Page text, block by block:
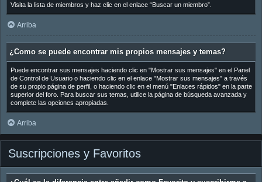
Visita la lista de miembros y haz clic en el enlace “Buscar un miembro”.
Arriba
¿Como se puede encontrar mis propios mensajes y temas?
Puede encontrar sus mensajes haciendo clic en "Mostrar sus mensajes" en el Panel
de Control de Usuario o haciendo clic en el enlace "Mostrar sus mensajes" a través
de su propio página de perfil, o haciendo clic en el menú "Enlaces rápidos" en la parte
superior del foro. Para buscar sus temas, utilice la página de búsqueda avanzada y
complete las opciones apropiadas.
Arriba
Suscripciones y Favoritos